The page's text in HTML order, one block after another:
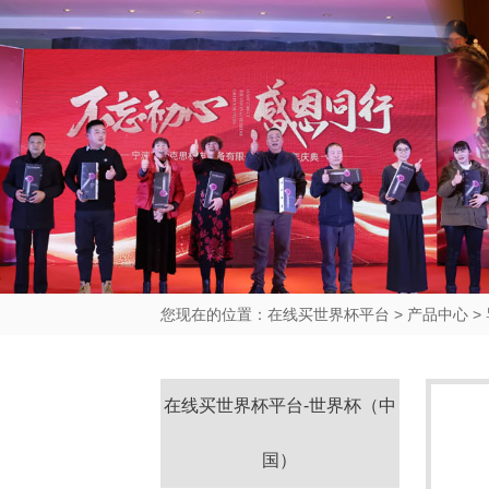
您现在的位置： 在线买世界杯平台 > 产品中心 >
在线买世界杯平台-世界杯（中
国）